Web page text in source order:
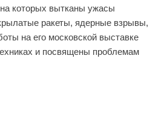
которых вытканы ужасы
ракеты, ядерные взрывы,
на его московской выставке
и посвящены проблемам